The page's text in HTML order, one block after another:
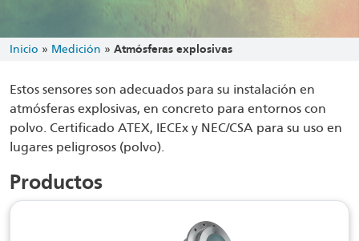
Inicio » Medición » Atmósferas explosivas
Estos sensores son adecuados para su instalación en
atmósferas explosivas, en concreto para entornos con
polvo. Certificado ATEX, IECEx y NEC/CSA para su uso en
lugares peligrosos (polvo).
Productos